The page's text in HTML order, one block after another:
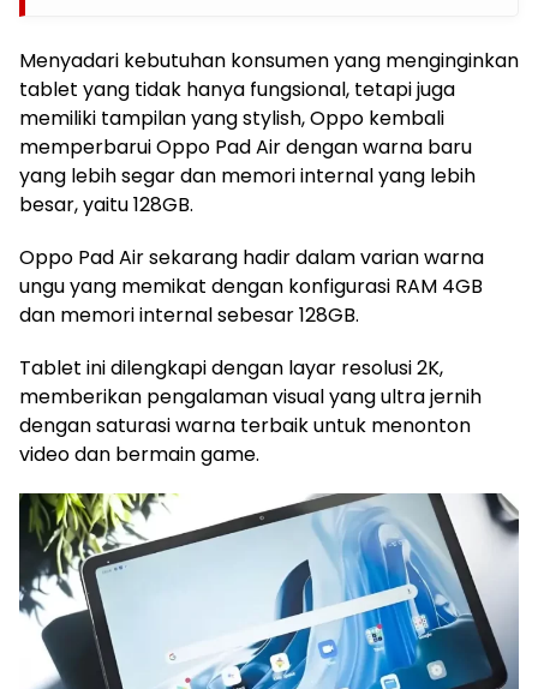
Menyadari kebutuhan konsumen yang menginginkan
tablet yang tidak hanya fungsional, tetapi juga
memiliki tampilan yang stylish, Oppo kembali
memperbarui Oppo Pad Air dengan warna baru
yang lebih segar dan memori internal yang lebih
besar, yaitu 128GB.
Oppo Pad Air sekarang hadir dalam varian warna
ungu yang memikat dengan konfigurasi RAM 4GB
dan memori internal sebesar 128GB.
Tablet ini dilengkapi dengan layar resolusi 2K,
memberikan pengalaman visual yang ultra jernih
dengan saturasi warna terbaik untuk menonton
video dan bermain game.